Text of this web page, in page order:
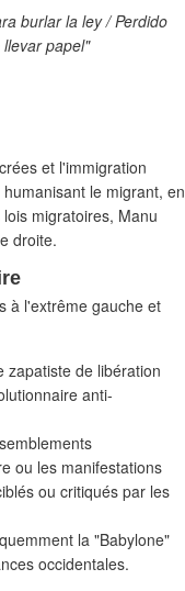
burlar la ley / Perdido
papel"
et l'immigration
le migrant, en
migratoires, Manu
droite.
à l'extrême gauche et
zapatiste de libération
anti-
ou les manifestations
ou critiqués par les
la "Babylone"
occidentales.